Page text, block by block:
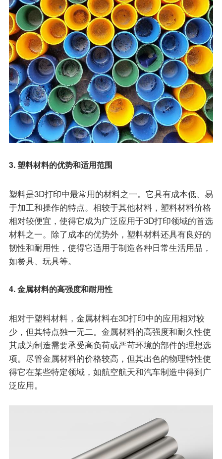
3. 塑料材料的优势和适用范围
塑料是3D打印中最常用的材料之一。它具有成本低、易
于加工和操作的特点。相较于其他材料，塑料材料价格
相对较便宜，使得它成为广泛应用于3D打印领域的首选
材料之一。除了成本的优势外，塑料材料还具有良好的
韧性和耐用性，使得它适用于制造各种日常生活用品，
如餐具、玩具等。
4. 金属材料的高强度和耐用性
相对于塑料材料，金属材料在3D打印中的应用相对较
少，但其特点独一无二。金属材料的高强度和耐久性使
其成为制造需要承受高负荷或严苛环境的部件的理想选
项。尽管金属材料的价格较高，但其出色的物理特性使
得它在某些特定领域，如航空航天和汽车制造中得到广
泛应用。